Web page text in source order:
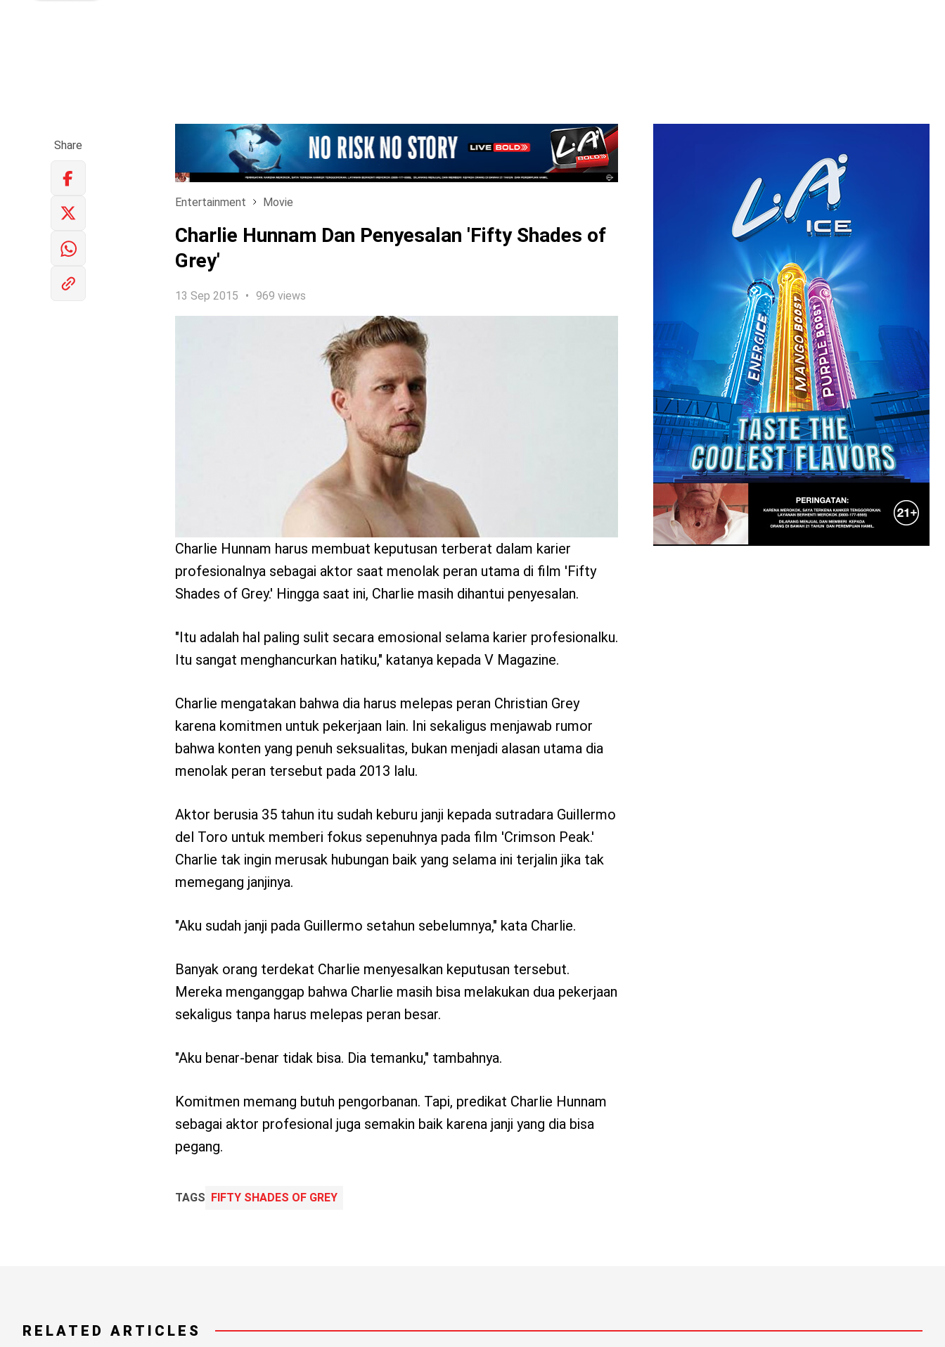
Share
Entertainment Movie
Charlie Hunnam Dan Penyesalan 'Fifty Shades of
Grey'
13 Sep 2015 969 views
Charlie Hunnam harus membuat keputusan terberat dalam karier
profesionalnya sebagai aktor saat menolak peran utama di film 'Fifty
Shades of Grey.' Hingga saat ini, Charlie masih dihantui penyesalan.
"Itu adalah hal paling sulit secara emosional selama karier profesionalku.
Itu sangat menghancurkan hatiku," katanya kepada V Magazine.
Charlie mengatakan bahwa dia harus melepas peran Christian Grey
karena komitmen untuk pekerjaan lain. Ini sekaligus menjawab rumor
bahwa konten yang penuh seksualitas, bukan menjadi alasan utama dia
menolak peran tersebut pada 2013 lalu.
Aktor berusia 35 tahun itu sudah keburu janji kepada sutradara Guillermo
del Toro untuk memberi fokus sepenuhnya pada film 'Crimson Peak.'
Charlie tak ingin merusak hubungan baik yang selama ini terjalin jika tak
memegang janjinya.
"Aku sudah janji pada Guillermo setahun sebelumnya," kata Charlie.
Banyak orang terdekat Charlie menyesalkan keputusan tersebut.
Mereka menganggap bahwa Charlie masih bisa melakukan dua pekerjaan
sekaligus tanpa harus melepas peran besar.
"Aku benar-benar tidak bisa. Dia temanku," tambahnya.
Komitmen memang butuh pengorbanan. Tapi, predikat Charlie Hunnam
sebagai aktor profesional juga semakin baik karena janji yang dia bisa
pegang.
TAGS FIFTY SHADES OF GREY
RELATED ARTICLES